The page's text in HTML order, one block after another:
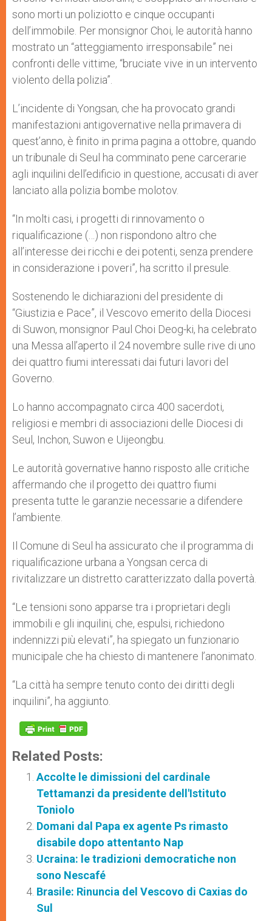
sono morti un poliziotto e cinque occupanti
dell’immobile. Per monsignor Choi, le autorità hanno
mostrato un “atteggiamento irresponsabile” nei
confronti delle vittime, “bruciate vive in un intervento
violento della polizia”.
L’incidente di Yongsan, che ha provocato grandi
manifestazioni antigovernative nella primavera di
quest’anno, è finito in prima pagina a ottobre, quando
un tribunale di Seul ha comminato pene carcerarie
agli inquilini dell’edificio in questione, accusati di aver
lanciato alla polizia bombe molotov.
“In molti casi, i progetti di rinnovamento o
riqualificazione (…) non rispondono altro che
all’interesse dei ricchi e dei potenti, senza prendere
in considerazione i poveri”, ha scritto il presule.
Sostenendo le dichiarazioni del presidente di
“Giustizia e Pace”, il Vescovo emerito della Diocesi
di Suwon, monsignor Paul Choi Deog-ki, ha celebrato
una Messa all’aperto il 24 novembre sulle rive di uno
dei quattro fiumi interessati dai futuri lavori del
Governo.
Lo hanno accompagnato circa 400 sacerdoti,
religiosi e membri di associazioni delle Diocesi di
Seul, Inchon, Suwon e Uijeongbu.
Le autorità governative hanno risposto alle critiche
affermando che il progetto dei quattro fiumi
presenta tutte le garanzie necessarie a difendere
l’ambiente.
Il Comune di Seul ha assicurato che il programma di
riqualificazione urbana a Yongsan cerca di
rivitalizzare un distretto caratterizzato dalla povertà.
“Le tensioni sono apparse tra i proprietari degli
immobili e gli inquilini, che, espulsi, richiedono
indennizzi più elevati”, ha spiegato un funzionario
municipale che ha chiesto di mantenere l’anonimato.
“La città ha sempre tenuto conto dei diritti degli
inquilini”, ha aggiunto.
Related Posts:
Accolte le dimissioni del cardinale
Tettamanzi da presidente dell'Istituto
Toniolo
Domani dal Papa ex agente Ps rimasto
disabile dopo attentanto Nap
Ucraina: le tradizioni democratiche non
sono Nescafé
Brasile: Rinuncia del Vescovo di Caxias do
Sul